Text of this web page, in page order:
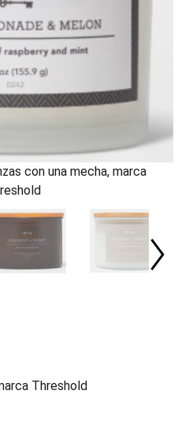
con una mecha, marca
Threshold